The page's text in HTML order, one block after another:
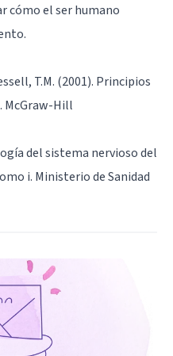
cómo el ser humano
T.M. (2001). Principios
McGraw-Hill
del sistema nervioso del
i. Ministerio de Sanidad